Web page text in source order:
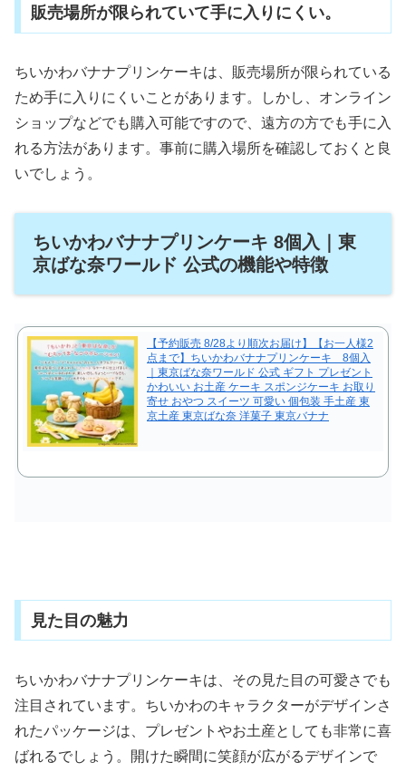
販売場所が限られていて手に入りにくい。
ちいかわバナナプリンケーキは、販売場所が限られている
ため手に入りにくいことがあります。しかし、オンライン
ショップなどでも購入可能ですので、遠方の方でも手に入
れる方法があります。事前に購入場所を確認しておくと良
いでしょう。
ちいかわバナナプリンケーキ 8個入｜東
京ばな奈ワールド 公式の機能や特徴
【予約販売 8/28より順次お届け】【お一人様2
点まで】ちいかわバナナプリンケーキ 8個入
｜東京ばな奈ワールド 公式 ギフト プレゼント
かわいい お土産 ケーキ スポンジケーキ お取り
寄せ おやつ スイーツ 可愛い 個包装 手土産 東
京土産 東京ばな奈 洋菓子 東京バナナ
見た目の魅力
ちいかわバナナプリンケーキは、その見た目の可愛さでも
注目されています。ちいかわのキャラクターがデザインさ
れたパッケージは、プレゼントやお土産としても非常に喜
ばれるでしょう。開けた瞬間に笑顔が広がるデザインで